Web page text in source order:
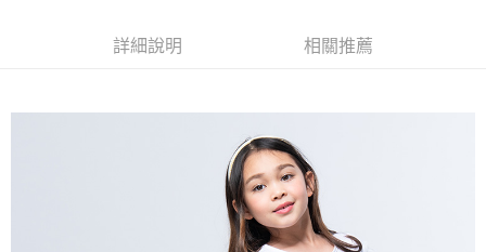
每筆NT$80，滿NT$2,000(含以上)免運費
每筆NT$80，滿NT$2,000(含以上)免運費
詳細說明 相關推薦